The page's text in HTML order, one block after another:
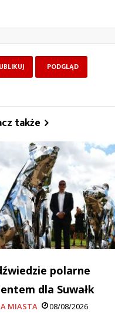
także
polarne
dla Suwałk
MIASTA 08/08/2026